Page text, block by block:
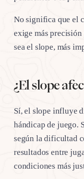
No significa que el
exige más
sea el slope, más
¿El slope
Sí, el slope influye
hándicap de juego.
según la dificultad
resultados entre
condiciones más